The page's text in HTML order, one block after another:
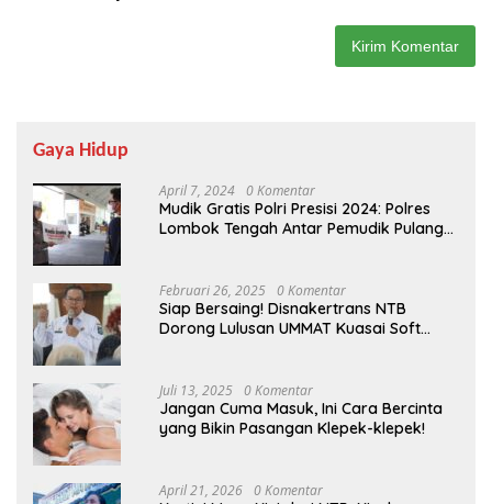
Gaya Hidup
April 7, 2024 0 Komentar
Mudik Gratis Polri Presisi 2024: Polres
Lombok Tengah Antar Pemudik Pulang
Februari 26, 2025 0 Komentar
Siap Bersaing! Disnakertrans NTB
Dorong Lulusan UMMAT Kuasai Soft
Juli 13, 2025 0 Komentar
Jangan Cuma Masuk, Ini Cara Bercinta
yang Bikin Pasangan Klepek-klepek!
April 21, 2026 0 Komentar